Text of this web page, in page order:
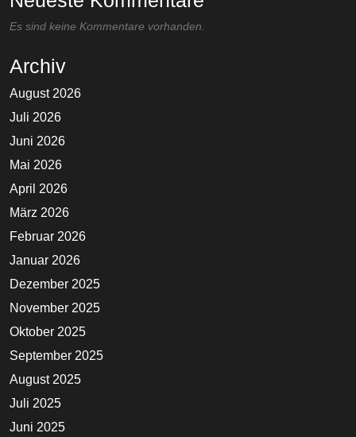
Es sind keine Kommentare vorhanden.
Archiv
August 2026
Juli 2026
Juni 2026
Mai 2026
April 2026
März 2026
Februar 2026
Januar 2026
Dezember 2025
November 2025
Oktober 2025
September 2025
August 2025
Juli 2025
Juni 2025